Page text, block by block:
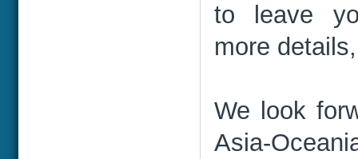
to leave
more
We look
Asia-